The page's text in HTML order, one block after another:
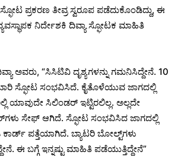
ಪ್ರಕರಣ ತೀವ್ರ ಸ್ವರೂಪ ಪಡೆದುಕೊಂಡಿದ್ದು, ಈ
ನಿರ್ದೇಶಕಿ ದಿವ್ಯಾ ಸ್ಫೋಟಕ ಮಾಹಿತಿ
ಅವರು, “ಸಿಸಿಟಿವಿ ದೃಶ್ಯಗಳನ್ನು ಗಮನಿಸಿದ್ದೇನೆ. 10
ಸ್ಫೋಟ ಸಂಭವಿಸಿದೆ. ಕೈತೊಳೆಯುವ ಜಾಗದಲ್ಲಿ
ಯಾವುದೇ ಸಿಲಿಂಡರ್ ಇಟ್ಟಿರಲಿಲ್ಲ. ಅಲ್ಲದೇ
ಸೇಫ್‌ ಆಗಿದೆ. ಸ್ಫೋಟ ಸಂಭವಿಸಿದ ಜಾಗದಲ್ಲಿ
ಪತ್ತೆಯಾಗಿದೆ. ಬ್ಯಾಟರಿ ಬೋಲ್ಟ್‌ಗಳು
ಈ ಬಗ್ಗೆ ಇನ್ನಷ್ಟು ಮಾಹಿತಿ ಪಡೆಯುತ್ತಿದ್ದೇನೆ”